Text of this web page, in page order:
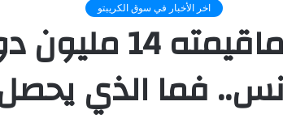
اخر الأخبار في سوق الكريبتو
مؤسس ترون يسحب
فما الذي